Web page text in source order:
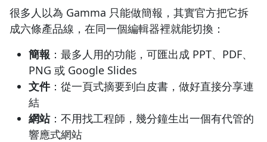
很多人以為 Gamma 只能做簡報，其實官方把它拆
成六條產品線，在同一個編輯器裡就能切換：
簡報 ：最多人用的功能，可匯出成 PPT、PDF、
PNG 或 Google Slides
文件：從一頁式摘要到白皮書，做好直接分享連
結
網站：不用找工程師，幾分鐘生出一個有代管的
響應式網站